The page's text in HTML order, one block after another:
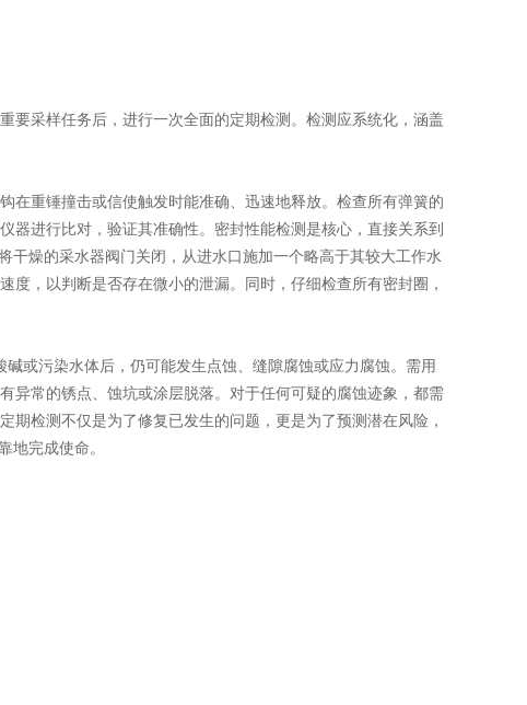
采样任务后，进行一次全面的定期检测。检测应系统化，涵盖
重锤撞击或信使触发时能准确、迅速地释放。检查所有弹簧的
进行比对，验证其准确性。密封性能检测是核心，直接关系到
干燥的采水器阀门关闭，从进水口施加一个略高于其较大工作水
，以判断是否存在微小的泄漏。同时，仔细检查所有密封圈，
或污染水体后，仍可能发生点蚀、缝隙腐蚀或应力腐蚀。需用
异常的锈点、蚀坑或涂层脱落。对于任何可疑的腐蚀迹象，都需
检测不仅是为了修复已发生的问题，更是为了预测潜在风险，
地完成使命。